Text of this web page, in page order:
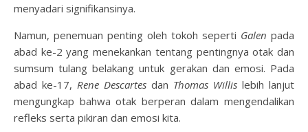
menyadari signifikansinya.
Namun, penemuan penting oleh tokoh seperti Galen pada
abad ke-2 yang menekankan tentang pentingnya otak dan
sumsum tulang belakang untuk gerakan dan emosi. Pada
abad ke-17, Rene Descartes dan Thomas Willis lebih lanjut
mengungkap bahwa otak berperan dalam mengendalikan
refleks serta pikiran dan emosi kita.